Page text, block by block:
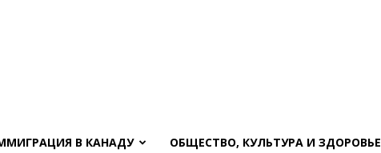
В КАНАДУ ОБЩЕСТВО, КУЛЬТУРА И ЗДОРОВЬЕ